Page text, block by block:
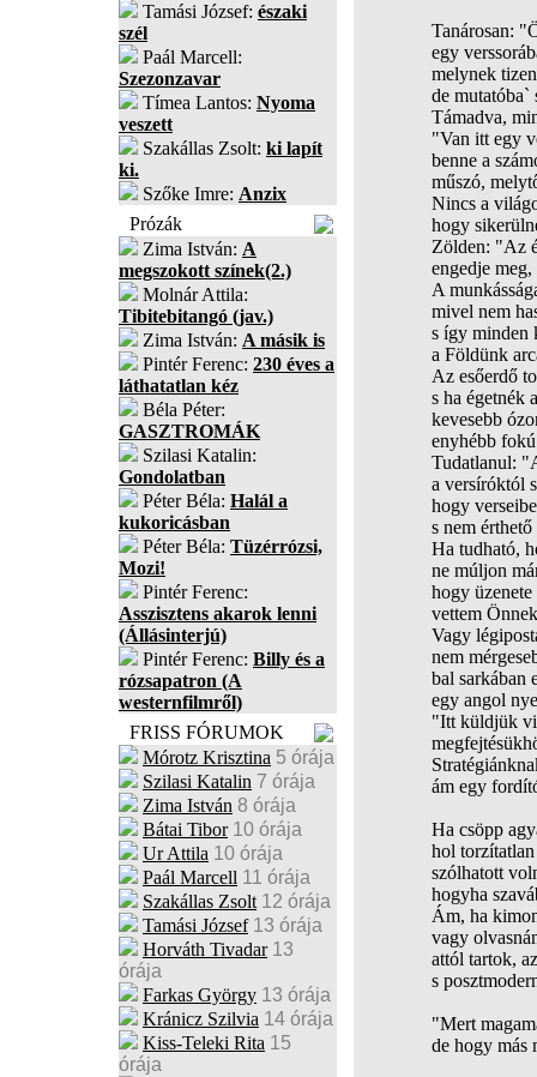
Tamási József: északi
szél
Paál Marcell:
Szezonzavar
Tímea Lantos: Nyoma
veszett
Szakállas Zsolt: ki lapít
ki.
Szőke Imre: Anzix
Prózák
Zima István: A
megszokott színek(2.)
Molnár Attila:
Tibitebitangó (jav.)
Zima István: A másik is
Pintér Ferenc: 230 éves a
láthatatlan kéz
Béla Péter:
GASZTROMÁK
Szilasi Katalin:
Gondolatban
Péter Béla: Halál a
kukoricásban
Péter Béla: Tüzérrózsi,
Mozi!
Pintér Ferenc:
Asszisztens akarok lenni
(Állásinterjú)
Pintér Ferenc: Billy és a
rózsapatron (A
westernfilmről)
FRISS FÓRUMOK
Mórotz Krisztina 5 órája
Szilasi Katalin 7 órája
Zima István 8 órája
Bátai Tibor 10 órája
Ur Attila 10 órája
Paál Marcell 11 órája
Szakállas Zsolt 12 órája
Tamási József 13 órája
Horváth Tivadar 13
órája
Farkas György 13 órája
Kránicz Szilvia 14 órája
Kiss-Teleki Rita 15
órája
Tanárosan:
egy
melynek
de mutatóba`
Támadva,
"Van itt egy
benne a
műszó,
Nincs a
hogy
Zölden: "Az
engedje
A
mivel nem
s így minden
a Földünk
Az esőerdő
s ha égetnék
kevesebb
enyhébb
Tudatlanul:
a versíróktól
hogy
s nem
Ha tudható,
ne múljon
hogy
vettem
Vagy
nem
bal sarkában
egy angol
"Itt küldjük
ám egy
Ha csöpp
hol
szólhatott
hogyha
Ám, ha
vagy
attól tartok,
s
"Mert
de hogy más